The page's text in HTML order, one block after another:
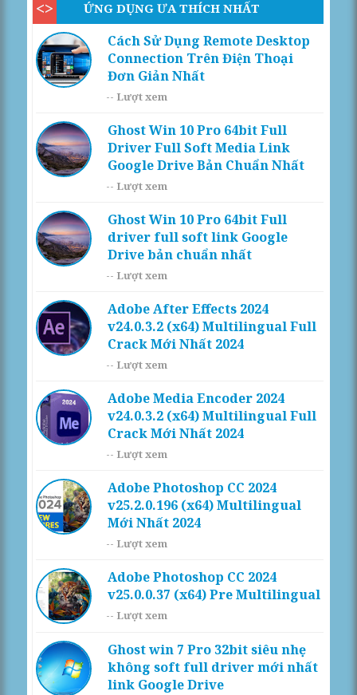
ỨNG DỤNG ƯA THÍCH NHẤT
Cách Sử Dụng Remote Desktop
Connection Trên Điện Thoại
Đơn Giản Nhất
-- Lượt xem
Ghost Win 10 Pro 64bit Full
Driver Full Soft Media Link
Google Drive Bản Chuẩn Nhất
-- Lượt xem
Ghost Win 10 Pro 64bit Full
driver full soft link Google
Drive bản chuẩn nhất
-- Lượt xem
Adobe After Effects 2024
v24.0.3.2 (x64) Multilingual Full
Crack Mới Nhất 2024
-- Lượt xem
Adobe Media Encoder 2024
v24.0.3.2 (x64) Multilingual Full
Crack Mới Nhất 2024
-- Lượt xem
Adobe Photoshop CC 2024
v25.2.0.196 (x64) Multilingual
Mới Nhất 2024
-- Lượt xem
Adobe Photoshop CC 2024
v25.0.0.37 (x64) Pre Multilingual
-- Lượt xem
Ghost win 7 Pro 32bit siêu nhẹ
không soft full driver mới nhất
link Google Drive